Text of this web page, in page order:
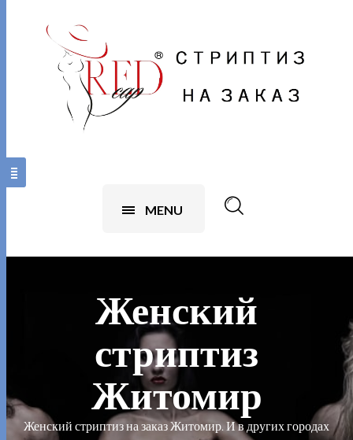
MENU
Женский
стриптиз
Житомир
Женский стриптиз на заказ Житомир. И в других городах